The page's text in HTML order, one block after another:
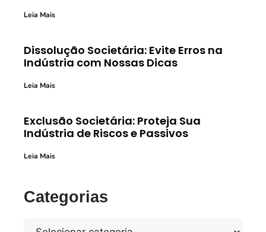
Leia Mais
Dissolução Societária: Evite Erros na
Indústria com Nossas Dicas
Leia Mais
Exclusão Societária: Proteja Sua
Indústria de Riscos e Passivos
Leia Mais
Categorias